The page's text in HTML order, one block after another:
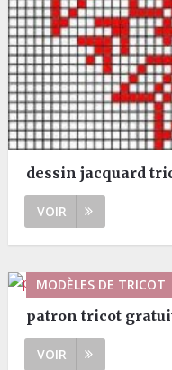
dessin jacquard
VOIR
MODÈLES DE TRICOT
patron tricot
VOIR